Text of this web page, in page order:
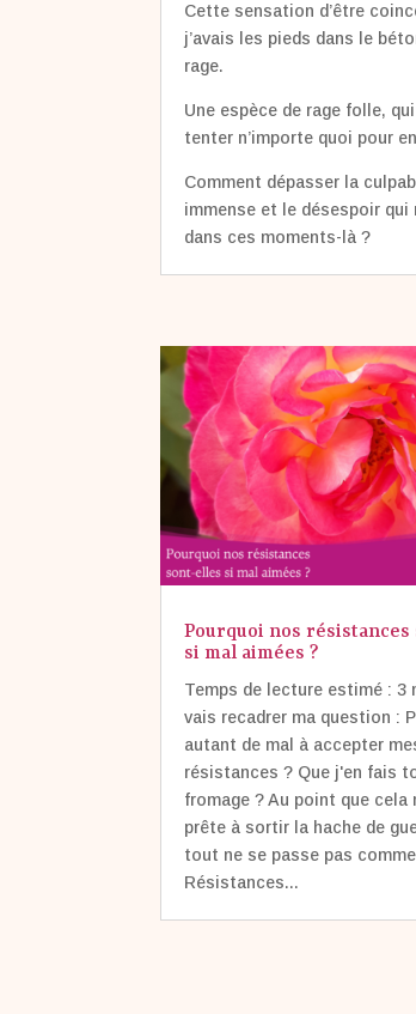
Cette sensation d’être
j’avais les pieds dans le
rage.
Une espèce de rage folle,
tenter n’importe quoi pour
Comment dépasser la
immense et le désespoir qui
dans ces moments-là ?
Pourquoi nos
si mal aimées ?
Temps de lecture estimé : 3
vais recadrer ma question :
autant de mal à accepter
résistances ? Que j'en fais
fromage ? Au point que cela
prête à sortir la hache de
tout ne se passe pas
Résistances...